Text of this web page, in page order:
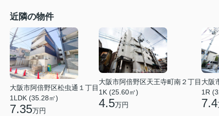
近隣の物件
大阪市阿倍野区松虫通１丁目
1LDK (35.28㎡)
7.35万円
大阪市阿倍野区天王寺町南２丁目
1K (25.60㎡)
4.5万円
大阪
1R
7.4